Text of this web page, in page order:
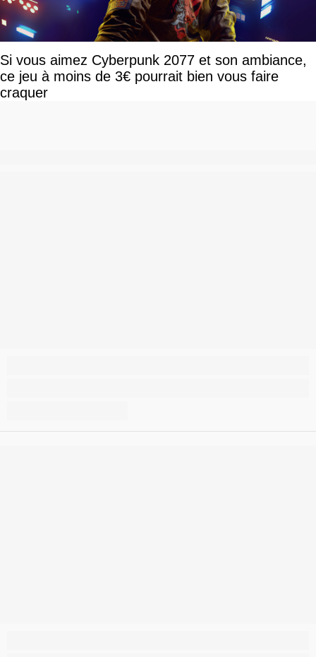
Si vous aimez Cyberpunk 2077 et son ambiance,
ce jeu à moins de 3€ pourrait bien vous faire
craquer